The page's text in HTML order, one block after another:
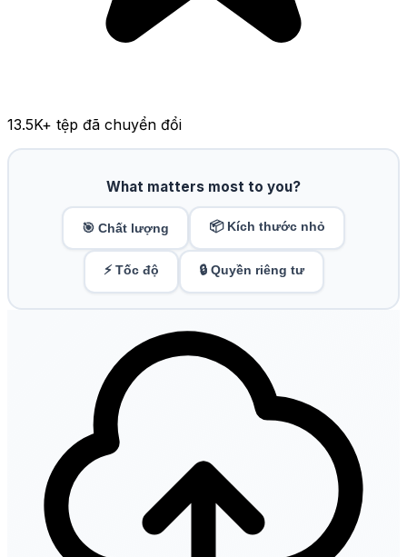
13.5K+ tệp đã chuyển đổi
What matters most to you?
🎯 Chất lượng 📦 Kích thước nhỏ
⚡ Tốc độ 🔒 Quyền riêng tư